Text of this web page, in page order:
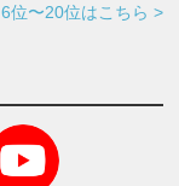
6位〜20位はこちら >